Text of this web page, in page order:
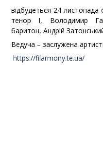
відбудеться 24
тенор І, Володимир
баритон, Андрій
Ведуча – заслужена
https://filarmony.te.ua/